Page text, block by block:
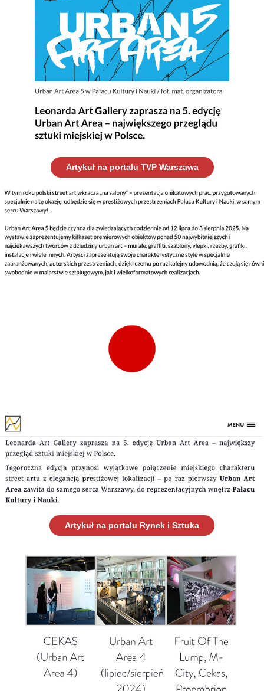
Artykuł na portalu TVP Warszawa
Artykuł na portalu Rynek i Sztuka